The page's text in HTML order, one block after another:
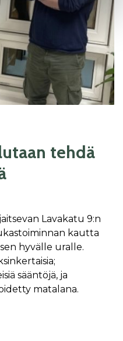
tehdä
Lavakatu 9:n
kautta
hyvälle uralle.
sääntöjä, ja
matalana.